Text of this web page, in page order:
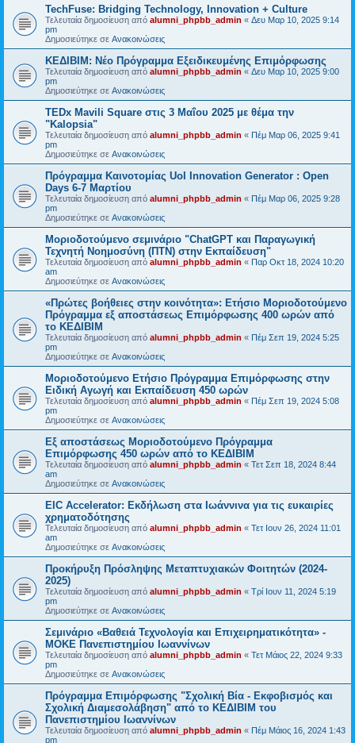
TechFuse: Bridging Technology, Innovation + Culture
Τελευταία δημοσίευση από alumni_phpbb_admin « Δευ Μαρ 10, 2025 9:14
pm
Δημοσιεύτηκε σε Ανακοινώσεις
ΚΕΔΙΒΙΜ: Νέο Πρόγραμμα Εξειδικευμένης Επιμόρφωσης
Τελευταία δημοσίευση από alumni_phpbb_admin « Δευ Μαρ 10, 2025 9:00
pm
Δημοσιεύτηκε σε Ανακοινώσεις
TEDx Mavili Square στις 3 Μαΐου 2025 με θέμα την
"Kalopsia"
Τελευταία δημοσίευση από alumni_phpbb_admin « Πέμ Μαρ 06, 2025 9:41
pm
Δημοσιεύτηκε σε Ανακοινώσεις
Πρόγραμμα Καινοτομίας UoI Innovation Generator : Open
Days 6-7 Μαρτίου
Τελευταία δημοσίευση από alumni_phpbb_admin « Πέμ Μαρ 06, 2025 9:28
pm
Δημοσιεύτηκε σε Ανακοινώσεις
Μοριοδοτούμενο σεμινάριο "ChatGPT και Παραγωγική
Τεχνητή Νοημοσύνη (ΠΤΝ) στην Εκπαίδευση"
Τελευταία δημοσίευση από alumni_phpbb_admin « Παρ Οκτ 18, 2024 10:20
am
Δημοσιεύτηκε σε Ανακοινώσεις
«Πρώτες βοήθειες στην κοινότητα»: Ετήσιο Μοριοδοτούμενο
Πρόγραμμα εξ αποστάσεως Επιμόρφωσης 400 ωρών από
το ΚΕΔΙΒΙΜ
Τελευταία δημοσίευση από alumni_phpbb_admin « Πέμ Σεπ 19, 2024 5:25
pm
Δημοσιεύτηκε σε Ανακοινώσεις
Μοριοδοτούμενο Ετήσιο Πρόγραμμα Επιμόρφωσης στην
Ειδική Αγωγή και Εκπαίδευση 450 ωρών
Τελευταία δημοσίευση από alumni_phpbb_admin « Πέμ Σεπ 19, 2024 5:08
pm
Δημοσιεύτηκε σε Ανακοινώσεις
Εξ αποστάσεως Μοριοδοτούμενο Πρόγραμμα
Επιμόρφωσης 450 ωρών από το ΚΕΔΙΒΙΜ
Τελευταία δημοσίευση από alumni_phpbb_admin « Τετ Σεπ 18, 2024 8:44
am
Δημοσιεύτηκε σε Ανακοινώσεις
EIC Accelerator: Εκδήλωση στα Ιωάννινα για τις ευκαιρίες
χρηματοδότησης
Τελευταία δημοσίευση από alumni_phpbb_admin « Τετ Ιουν 26, 2024 11:01
am
Δημοσιεύτηκε σε Ανακοινώσεις
Προκήρυξη Πρόσληψης Μεταπτυχιακών Φοιτητών (2024-
2025)
Τελευταία δημοσίευση από alumni_phpbb_admin « Τρί Ιουν 11, 2024 5:19
pm
Δημοσιεύτηκε σε Ανακοινώσεις
Σεμινάριο «Βαθειά Τεχνολογία και Επιχειρηματικότητα» -
ΜΟΚΕ Πανεπιστημίου Ιωαννίνων
Τελευταία δημοσίευση από alumni_phpbb_admin « Τετ Μάιος 22, 2024 9:33
pm
Δημοσιεύτηκε σε Ανακοινώσεις
Πρόγραμμα Επιμόρφωσης "Σχολική Βία - Εκφοβισμός και
Σχολική Διαμεσολάβηση" από το ΚΕΔΙΒΙΜ του
Πανεπιστημίου Ιωαννίνων
Τελευταία δημοσίευση από alumni_phpbb_admin « Πέμ Μάιος 16, 2024 1:43
pm